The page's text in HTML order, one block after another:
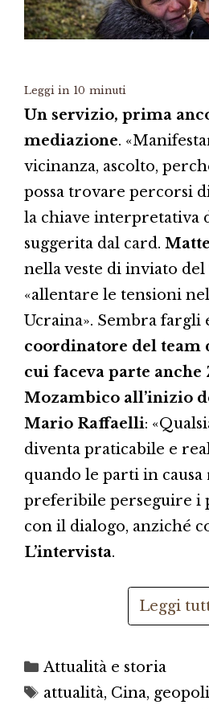
Leggi in 10 minuti
Un servizio, prima
mediazione.
vicinanza, ascolto,
possa trovare percorsi
la chiave interpretativa
suggerita dal card.
nella veste di inviato
«allentare le tensioni
Ucraina». Sembra fargli
coordinatore del
cui faceva parte
Mozambico all’inizio
Mario Raffaelli:
diventa praticabile e
quando le parti in
preferibile perseguire i
con il dialogo, anziché
L’intervista.
Leggi
Categorie
Attualità e storia
Tag
attualità, Cina,